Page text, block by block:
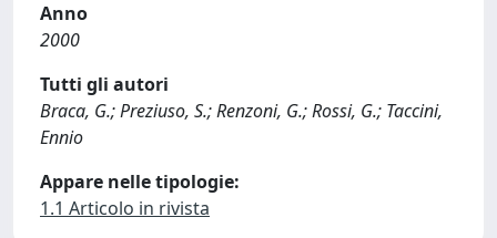
Anno
2000
Tutti gli autori
Braca, G.; Preziuso, S.; Renzoni, G.; Rossi, G.; Taccini,
Ennio
Appare nelle tipologie:
1.1 Articolo in rivista